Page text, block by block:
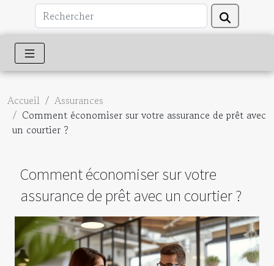
Accueil
Assurances
Comment économiser sur votre assurance de prêt avec
un courtier ?
Comment économiser sur votre
assurance de prêt avec un courtier ?